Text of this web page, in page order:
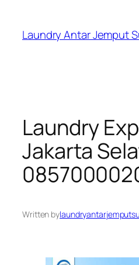
content
Laundry Antar Jemput
Laundry
Jakarta
Written by